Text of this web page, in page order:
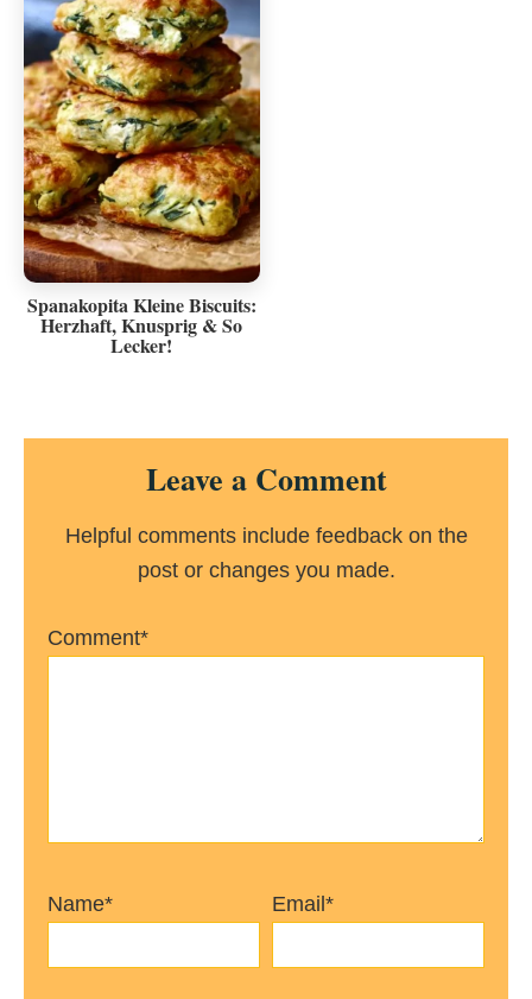
Spanakopita Kleine Biscuits:
Herzhaft, Knusprig & So
Lecker!
Reader
InteractionsLeave a Comment
Helpful comments include feedback on the
post or changes you made.
Comment*
Name* Email*